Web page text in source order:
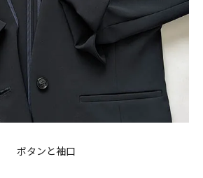
ボタンと袖口